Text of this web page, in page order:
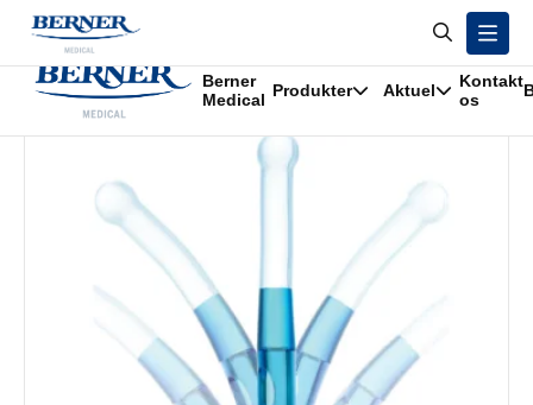
Berner
Medical Produkter Aktuel
Kontakt
os
/Produkter/ IQ – Cath hydrofilt tappekateter i vand med sleeve